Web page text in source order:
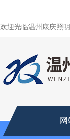
欢迎光临温州康庆照